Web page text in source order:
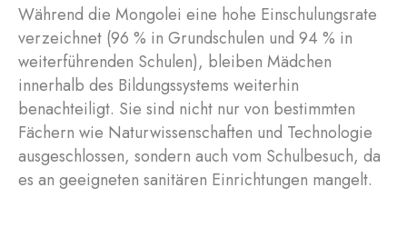
Während die Mongolei eine hohe Einschulungsrate
verzeichnet (96 % in Grundschulen und 94 % in
weiterführenden Schulen), bleiben Mädchen
innerhalb des Bildungssystems weiterhin
benachteiligt. Sie sind nicht nur von bestimmten
Fächern wie Naturwissenschaften und Technologie
ausgeschlossen, sondern auch vom Schulbesuch, da
es an geeigneten sanitären Einrichtungen mangelt.